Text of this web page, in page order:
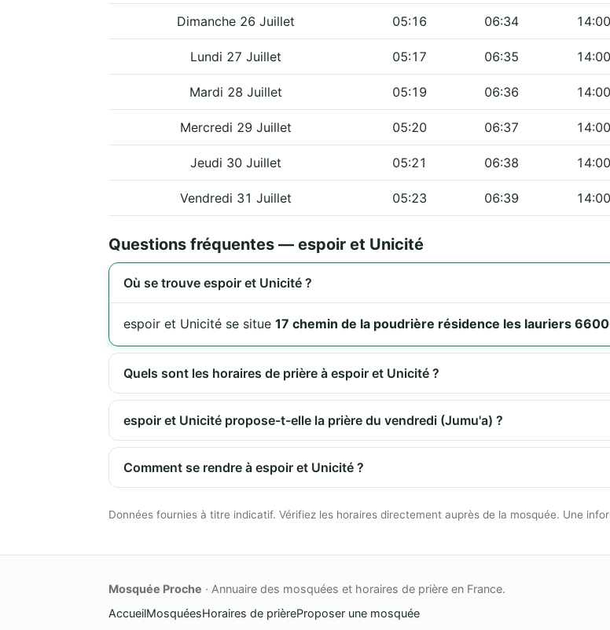
Dimanche 26 Juillet 05:16 06:34 14:00
Lundi 27 Juillet 05:17 06:35 14:00
Mardi 28 Juillet 05:19 06:36 14:00
Mercredi 29 Juillet 05:20 06:37 14:00
Jeudi 30 Juillet 05:21 06:38 14:00
Vendredi 31 Juillet 05:23 06:39 14:00
Questions fréquentes — espoir et Unicité
Où se trouve espoir et Unicité ?
espoir et Unicité se situe 17 chemin de la poudrière résidence les lauriers
Quels sont les horaires de prière à espoir et Unicité ?
espoir et Unicité propose-t-elle la prière du vendredi (Jumu'a) ?
Comment se rendre à espoir et Unicité ?
Données fournies à titre indicatif. Vérifiez les horaires directement auprès de la mosquée. Une
Mosquée Proche · Annuaire des mosquées et horaires de prière en France.
AccueilMosquéesHoraires de prièreProposer une mosquée